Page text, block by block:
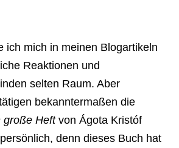
ich mich in meinen Blogartikeln
Reaktionen und
selten Raum. Aber
bekanntermaßen die
große Heftvon Ágota Kristóf
denn dieses Buch hat